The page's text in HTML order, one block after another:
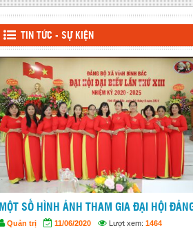
TIN TỨC - SỰ KIỆN
MỘT SỐ HÌNH ẢNH THAM GIA ĐẠI HỘI
Quản trị 11/06/2020 Lượt xem: 1464